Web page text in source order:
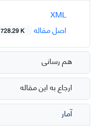
اصل مقاله
728.29 K
هم رسانی
ارجاع به این مقاله
آمار